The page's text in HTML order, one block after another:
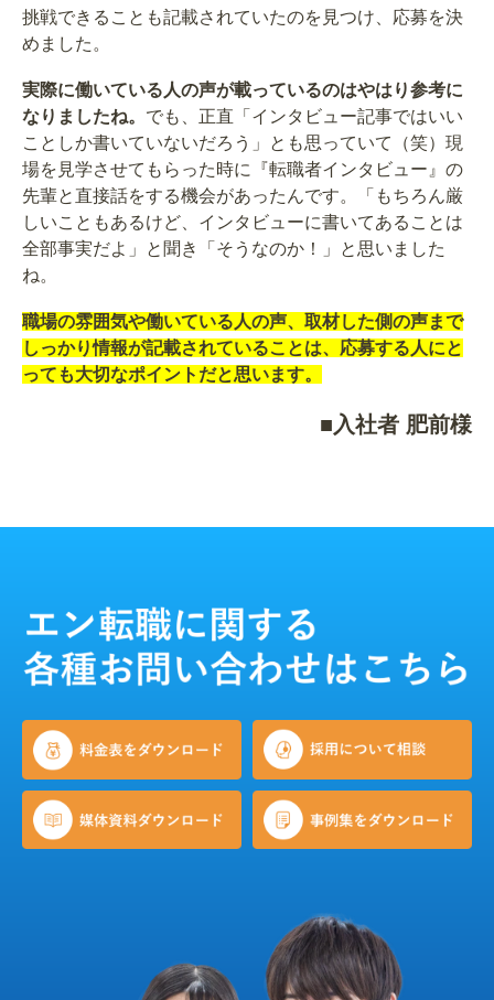
挑戦できることも記載されていたのを見つけ、応募を決
めました。
実際に働いている人の声が載っているのはやはり参考に
なりましたね。 でも、正直「インタビュー記事ではいい
ことしか書いていないだろう」とも思っていて（笑）現
場を見学させてもらった時に『転職者インタビュー』の
先輩と直接話をする機会があったんです。「もちろん厳
しいこともあるけど、インタビューに書いてあることは
全部事実だよ」と聞き「そうなのか！」と思いました
ね。
職場の雰囲気や働いている人の声、取材した側の声まで
しっかり情報が記載されていることは、応募する人にと
っても大切なポイントだと思います。
■入社者 肥前様